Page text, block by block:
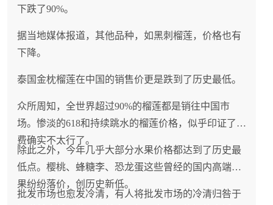
下跌了90%。
据当地媒体报道，其他品种，如黑刺榴莲，价格也有
下降。
泰国金枕榴莲在中国的销售价更是跌到了历史最低。
众所周知，全世界超过90%的榴莲都是销往中国市
场。惨淡的618和持续跳水的榴莲价格，似乎印证了消
费确实不太行了。
除此之外，今年几乎大部分水果价格都达到了历史最
低点。樱桃、蜂糖李、恐龙蛋这些曾经的国内高端水
果纷纷落价，创历史新低。
批发市场也愈发冷清，有人将批发市场的冷清归咎于